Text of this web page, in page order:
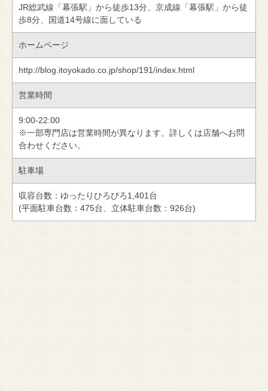
JR総武線「幕張駅」から徒歩13分、京成線「幕張駅」から徒
歩8分、国道14号線に面している
ホームページ
http://blog.itoyokado.co.jp/shop/191/index.html
営業時間
9:00-22:00
※一部専門店は営業時間が異なります。詳しくは店舗へお問
合わせください。
駐車場
収容台数：ゆったりひろびろ1,401台
(平面駐車台数：475台、立体駐車台数：926台)